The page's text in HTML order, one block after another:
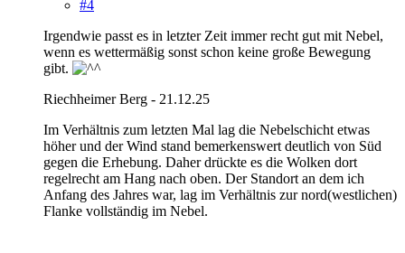
#4
Irgendwie passt es in letzter Zeit immer recht gut mit Nebel,
wenn es wettermäßig sonst schon keine große Bewegung
gibt.
Riechheimer Berg - 21.12.25
Im Verhältnis zum letzten Mal lag die Nebelschicht etwas
höher und der Wind stand bemerkenswert deutlich von Süd
gegen die Erhebung. Daher drückte es die Wolken dort
regelrecht am Hang nach oben. Der Standort an dem ich
Anfang des Jahres war, lag im Verhältnis zur nord(westlichen)
Flanke vollständig im Nebel.